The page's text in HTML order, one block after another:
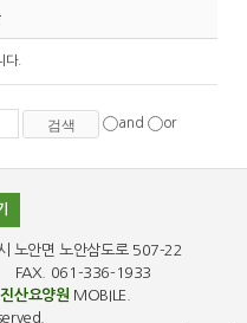
다.
and or
노안면 노안삼도로 507-22
061-336-1933
산요양원 MOBILE.